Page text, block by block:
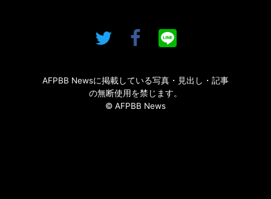
AFPBB Newsに掲載している写真・見出し・記事
の無断使用を禁じます。
© AFPBB News